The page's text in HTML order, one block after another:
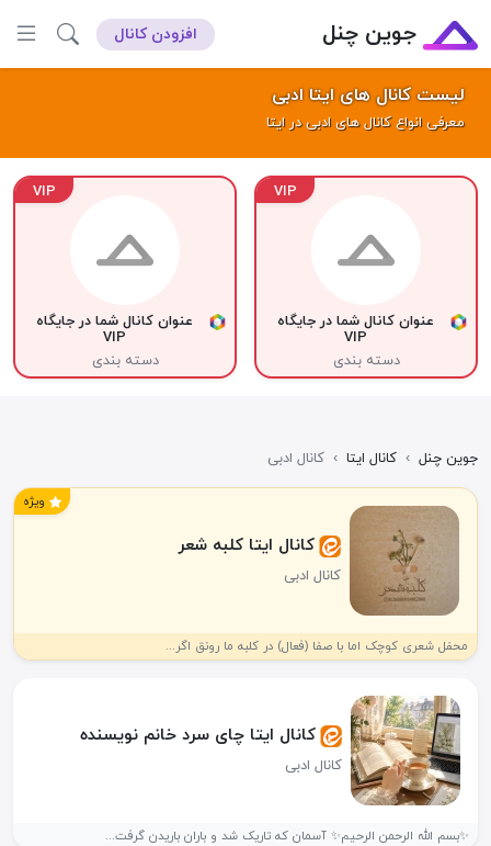
جوین چنل افزودن کانال
لیست کانال های ایتا ادبی
معرفی انواع کانال های ادبی در ایتا
VIP
عنوان کانال شما در جایگاه
VIP
دسته بندی
VIP
عنوان کانال شما در جایگاه
VIP
دسته بندی
جوین چنل › کانال ایتا › کانال ادبی
ویژه
کانال ایتا کلبه شعر
کانال ادبی
محفل شعری کوچک اما با صفا (فعال) در کلبه ما رونق اگر...
کانال ایتا چای سرد خانم نویسنده
کانال ادبی
✨بسم الله الرحمن الرحیم✨ آسمان که تاریک شد و باران باریدن گرفت...